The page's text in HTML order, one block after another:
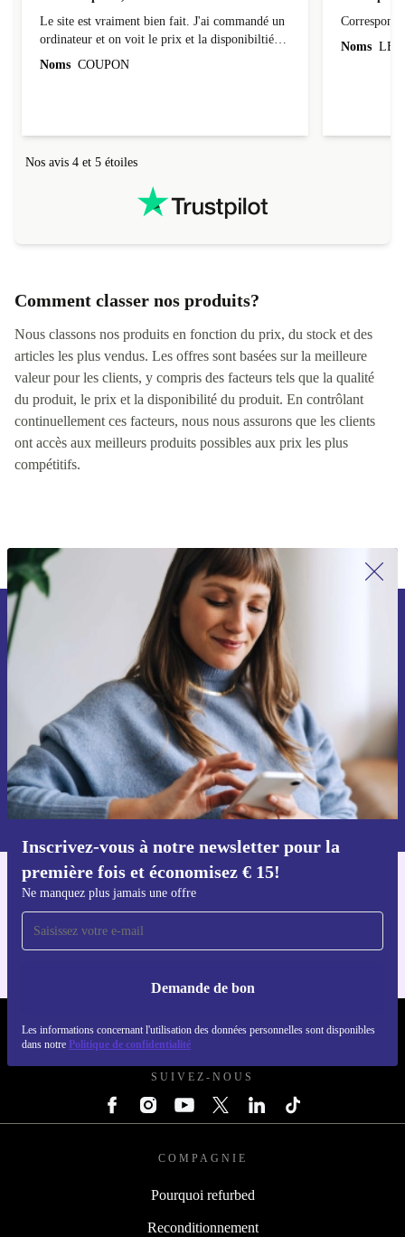
Site bien pensé, envoi sécurisé
Le site est vraiment bien fait. J'ai commandé un
ordinateur et on voit le prix et la disponibiltié
Correspond
Comment classer nos produits?
Nous classons nos produits en fonction du prix, du stock et des
articles les plus vendus. Les offres sont basées sur la meilleure
valeur pour les clients, y compris des facteurs tels que la qualité
du produit, le prix et la disponibilité du produit. En contrôlant
continuellement ces facteurs, nous nous assurons que les clients
ont accès aux meilleurs produits possibles aux prix les plus
Inscrivez-vous à notre newsletter pour la
première fois et économisez € 15!
Politique de confidentialité
Inscrivez-vous à notre newsletter pour
la première fois et économisez 15 € !
Ne manquez plus aucune offre.
Voucher aanvragen
Retrouvez les informations sur l'utilisation des données personnelles
dans notre
politique de confidentialité.
Téléchargez l'application refurbed
Pour iOS et Android
REFURBED BELGIQUE - RETHINK NEW.
SUIVEZ-NOUS
COMPAGNIE
Pourquoi refurbed
Reconditionnement